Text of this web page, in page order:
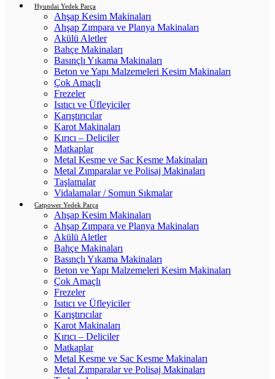
Hyundai Yedek Parça
Ahşap Kesim Makinaları
Ahşap Zımpara ve Planya Makinaları
Akülü Aletler
Bahçe Makinaları
Basınçlı Yıkama Makinaları
Beton ve Yapı Malzemeleri Kesim Makinaları
Çok Amaçlı
Frezeler
Isıtıcı ve Üfleyiciler
Karıştırıcılar
Karot Makinaları
Kırıcı – Deliciler
Matkaplar
Metal Kesme ve Sac Kesme Makinaları
Metal Zımparalar ve Polisaj Makinaları
Taşlamalar
Vidalamalar / Somun Sıkmalar
Catpower Yedek Parça
Ahşap Kesim Makinaları
Ahşap Zımpara ve Planya Makinaları
Akülü Aletler
Bahçe Makinaları
Basınçlı Yıkama Makinaları
Beton ve Yapı Malzemeleri Kesim Makinaları
Çok Amaçlı
Frezeler
Isıtıcı ve Üfleyiciler
Karıştırıcılar
Karot Makinaları
Kırıcı – Deliciler
Matkaplar
Metal Kesme ve Sac Kesme Makinaları
Metal Zımparalar ve Polisaj Makinaları